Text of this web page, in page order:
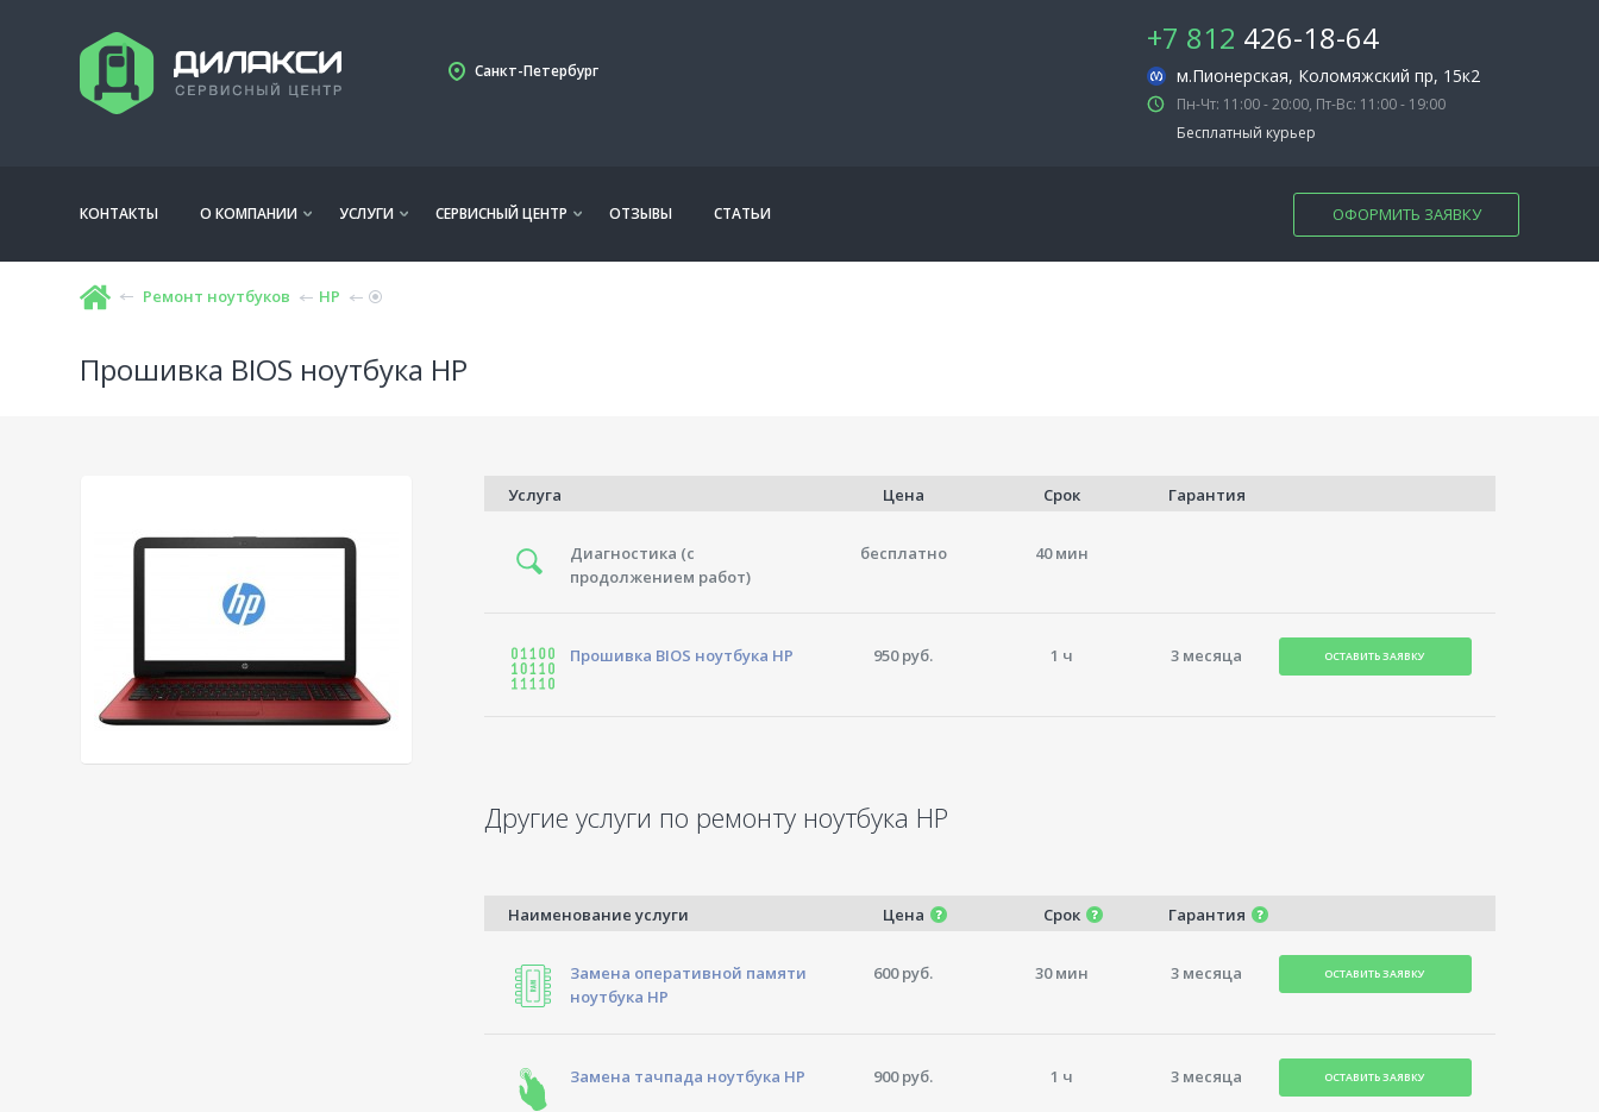
Санкт-Петербург
+7 812 426-18-64
м.Пионерская, Коломяжский пр, 15к2
Пн-Чт: 11:00 - 20:00, Пт-Вс: 11:00 - 19:00
Бесплатный курьер
КОНТАКТЫ О КОМПАНИИ УСЛУГИ СЕРВИСНЫЙ ЦЕНТР ОТЗЫВЫ СТАТЬИ ОФОРМИТЬ ЗАЯВКУ
Ремонт ноутбуков HP
Прошивка BIOS ноутбука HP
Услуга Цена Срок Гарантия
Диагностика (с
продолжением работ)
бесплатно 40 мин
Прошивка BIOS ноутбука HP 950 руб. 1 ч 3 месяца ОСТАВИТЬ ЗАЯВКУ
Другие услуги по ремонту ноутбука HP
Наименование услуги Цена Срок Гарантия
Замена оперативной памяти
ноутбука HP
600 руб. 30 мин 3 месяца ОСТАВИТЬ ЗАЯВКУ
Замена тачпада ноутбука HP 900 руб. 1 ч 3 месяца ОСТАВИТЬ ЗАЯВКУ